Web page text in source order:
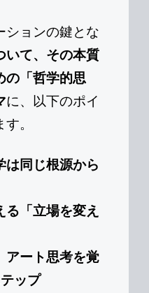
ションの鍵とな
いて、その本質
の「哲学的思
に、以下のポイ
。
は同じ根源から
る「立場を変え
アート思考を覚
ップ